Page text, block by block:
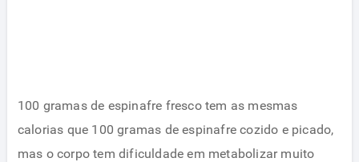
100 gramas de espinafre fresco tem as mesmas
calorias que 100 gramas de espinafre cozido e picado,
mas o corpo tem dificuldade em metabolizar muito